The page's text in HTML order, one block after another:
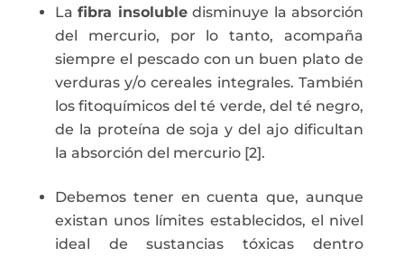
Lafibra insolubledisminuye la absorción
del mercurio, por lo tanto, acompaña
siempre el pescado con un buen plato de
verduras y/o cereales integrales. También
los fitoquímicos del té verde, del té negro,
de la proteína de soja y del ajo dificultan
la absorción del mercurio [2].
Debemos tener en cuenta que, aunque
existan unos límites establecidos, el nivel
ideal de sustancias tóxicas dentro